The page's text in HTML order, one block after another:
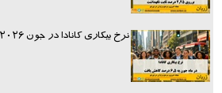
نرخ بیکاری کانادا در جون ۲۰۲۶ کاهش یافت